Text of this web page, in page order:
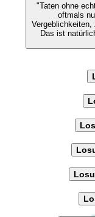
"Taten ohne
oftmals
Vergeblichkeiten,
Das ist